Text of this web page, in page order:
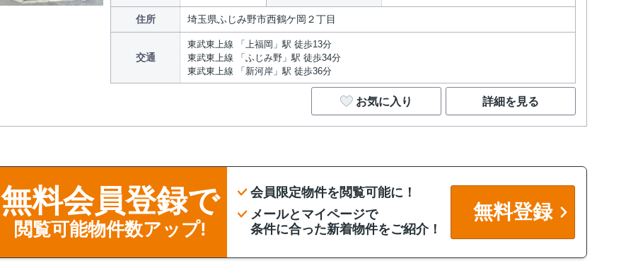
住所 埼玉県ふじみ野市西鶴ケ岡２丁目
交通
東武東上線 「上福岡」駅 徒歩13分
東武東上線 「ふじみ野」駅 徒歩34分
東武東上線 「新河岸」駅 徒歩36分
お気に入り 詳細を見る
無料会員登録で
閲覧可能物件数アップ!
会員限定物件を閲覧可能に！
メールとマイページで
条件に合った新着物件をご紹介！
無料登録